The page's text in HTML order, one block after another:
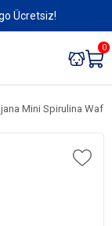
Ücretsiz!
0
Mini Spirulina